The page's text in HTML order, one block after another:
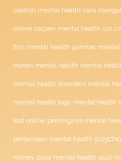
caption mental health cara
online cerpen mental health ciri
film mental health gambar mental
materi mental health mental
mental health disorders mental
mental health logo mental health
test online pentingnya mental
pertanyaan mental health
money puisi mental health quiz